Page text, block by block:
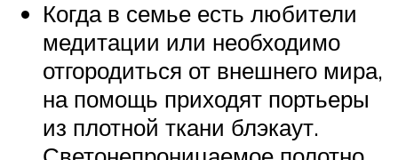
Когда в семье есть любители
медитации или необходимо
отгородиться от внешнего мира,
на помощь приходят портьеры
из плотной ткани блэкаут.